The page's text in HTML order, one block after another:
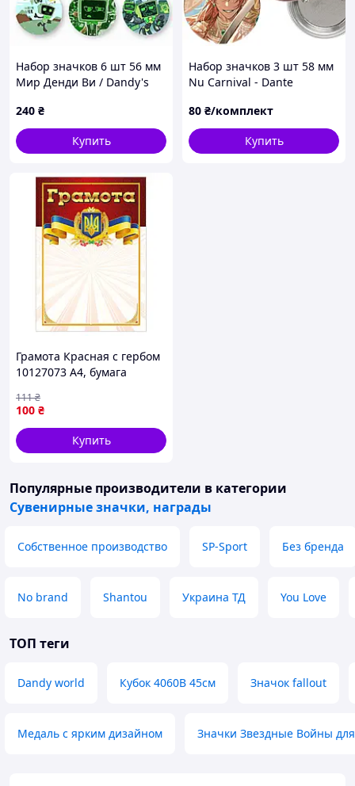
Набор значков 6 шт 56 мм
Мир Денди Ви / Dandy's
240 ₴
Купить
Набор значков 3 шт 58 мм
Nu Carnival - Dante
80 ₴/комплект
Купить
Грамота Красная с гербом
10127073 А4, бумага
матовая
100 ₴
111₴
Купить
Популярные производители в категории
Сувенирные значки, награды
Собственное производство SP-Sport Без бренда
No brand Shantou Украина ТД You Love
ТОП теги
Dandy world Кубок 4060В 45см Значок fallout
Медаль с ярким дизайном Значки Звездные Войны